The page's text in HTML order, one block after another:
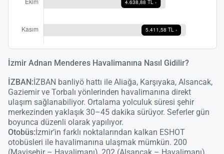
İzmir Adnan Menderes Havalimanına Nasıl Gidilir?
İZBAN:İZBAN banliyö hattı ile Aliağa, Karşıyaka, Alsancak,
Gaziemir ve Torbalı yönlerinden havalimanına direkt
ulaşım sağlanabiliyor. Ortalama yolculuk süresi şehir
merkezinden yaklaşık 30–45 dakika sürüyor. Seferler gün
boyunca düzenli olarak yapılıyor.
Otobüs:İzmir’in farklı noktalarından kalkan ESHOT
otobüsleri ile havalimanına ulaşmak mümkün. 200